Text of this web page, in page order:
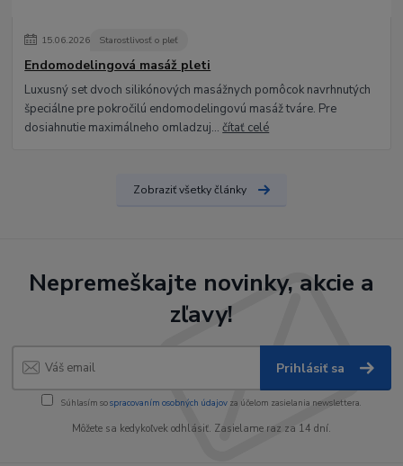
15.06.2026 Starostlivosť o pleť
Endomodelingová masáž pleti
Luxusný set dvoch silikónových masážnych pomôcok navrhnutých
špeciálne pre pokročilú endomodelingovú masáž tváre. Pre
dosiahnutie maximálneho omladzuj...čítať celé
Zobraziť všetky články
Nepremeškajte novinky, akcie a
zľavy!
Prihlásiť sa
Súhlasím sospracovaním osobných údajov za účelom zasielania newslettera.
Môžete sa kedykoľvek odhlásiť. Zasielame raz za 14 dní.